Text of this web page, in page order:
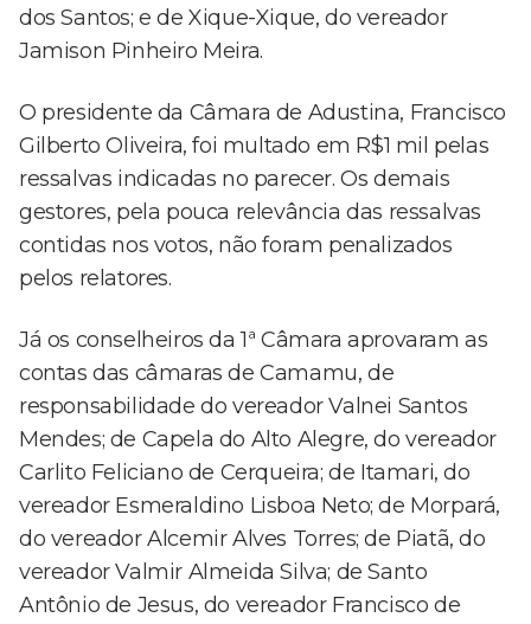
dos Santos; e de Xique-Xique, do vereador
Jamison Pinheiro Meira.
O presidente da Câmara de Adustina, Francisco
Gilberto Oliveira, foi multado em R$1 mil pelas
ressalvas indicadas no parecer. Os demais
gestores, pela pouca relevância das ressalvas
contidas nos votos, não foram penalizados
pelos relatores.
Já os conselheiros da 1ª Câmara aprovaram as
contas das câmaras de Camamu, de
responsabilidade do vereador Valnei Santos
Mendes; de Capela do Alto Alegre, do vereador
Carlito Feliciano de Cerqueira; de Itamari, do
vereador Esmeraldino Lisboa Neto; de Morpará,
do vereador Alcemir Alves Torres; de Piatã, do
vereador Valmir Almeida Silva; de Santo
Antônio de Jesus, do vereador Francisco de